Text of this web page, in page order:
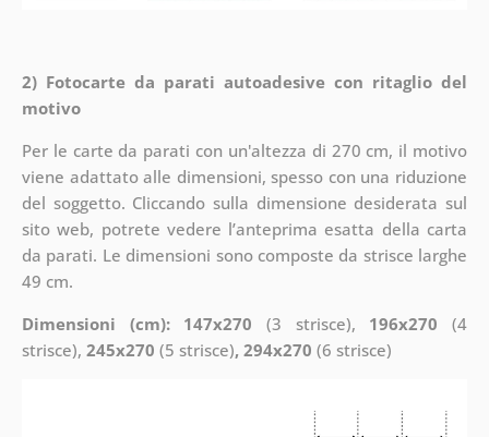
2) Fotocarte da parati autoadesive con ritaglio del
motivo
Per le carte da parati con un'altezza di 270 cm, il motivo
viene adattato alle dimensioni, spesso con una riduzione
del soggetto. Cliccando sulla dimensione desiderata sul
sito web, potrete vedere l’anteprima esatta della carta
da parati. Le dimensioni sono composte da strisce larghe
49 cm.
Dimensioni (cm): 147x270 (3 strisce), 196x270 (4
strisce), 245x270 (5 strisce), 294x270 (6 strisce)